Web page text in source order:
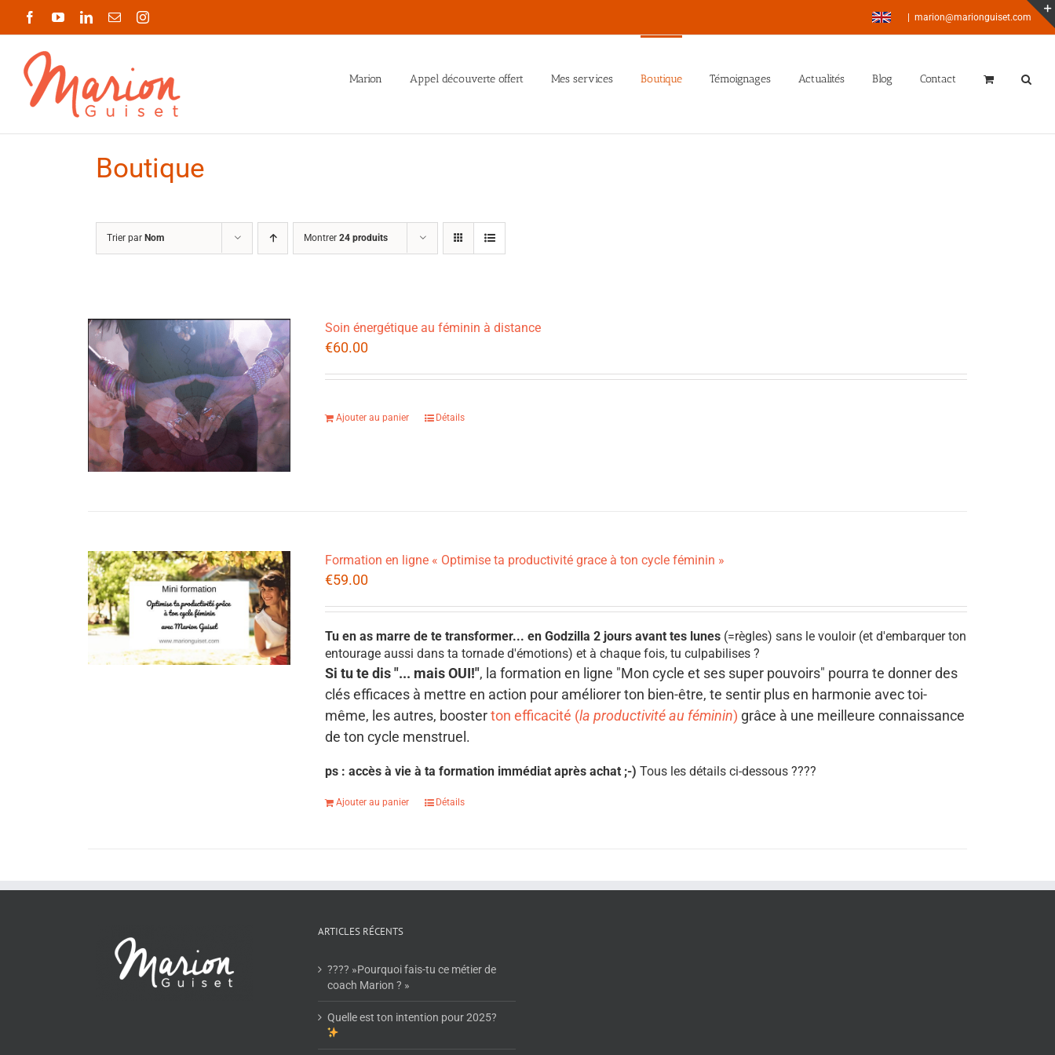
Passer
FacebookYouTubeLinkedIn
EmailInstagram marion@marionguiset.com
Marion Appel découverte offert Mes services Boutique Témoignages Actualités Blog Contact
Boutique
Trier par Nom Montrer 24 produits
Soin énergétique au féminin à distance
€60.00
Ajouter au panier Détails
Formation en ligne « Optimise ta productivité grace à ton cycle féminin »
€59.00
Tu en as marre de te transformer... en Godzilla 2 jours avant tes lunes (=règles) sans le vouloir (et d'embarquer ton
entourage aussi dans ta tornade d'émotions) et à chaque fois, tu culpabilises ?
Si tu te dis "... mais OUI!", la formation en ligne "Mon cycle et ses super pouvoirs" pourra te donner des
clés efficaces à mettre en action pour améliorer ton bien-être, te sentir plus en harmonie avec toi-
même, les autres, boosterton efficacité (la productivité au féminin) grâce à une meilleure connaissance
de ton cycle menstruel.
ps : accès à vie à ta formation immédiat après achat ;-)Tous les détails ci-dessous????
Ajouter au panier Détails
ARTICLES RÉCENTS
???? »Pourquoi fais-tu ce métier de
coach Marion ? »
Quelle est ton intention pour 2025?